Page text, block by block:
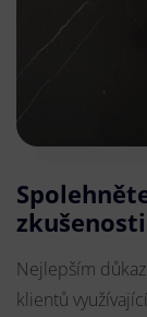
zkušenosti
Nejlepším
klientů